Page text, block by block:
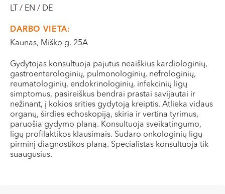
I-V 08:00 - 20:00
LT / EN / DE
DARBO VIETA:
Kaunas, Miško g. 25A
Gydytojas konsultuoja pajutus neaiškius kardiologinių,
gastroenterologinių, pulmonologinių, nefrologinių,
reumatologinių, endokrinologinių, infekcinių ligų
simptomus, pasireiškus bendrai prastai savijautai ir
nežinant, į kokios srities gydytoją kreiptis. Atlieka vidaus
organų, širdies echoskopiją, skiria ir vertina tyrimus,
paruošia gydymo planą. Konsultuoja sveikatingumo,
ligų profilaktikos klausimais. Sudaro onkologinių ligų
pirminį diagnostikos planą. Specialistas konsultuoja tik
suaugusius.